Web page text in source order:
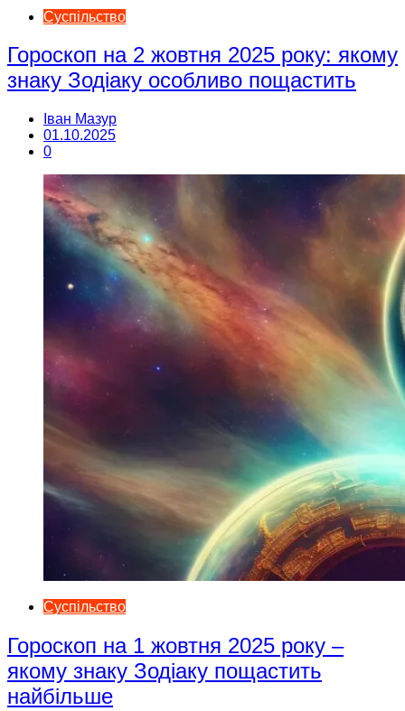
Суспільство
Гороскоп на 2 жовтня 2025 року: якому
знаку Зодіаку особливо пощастить
Іван Мазур
01.10.2025
0
Суспільство
Гороскоп на 1 жовтня 2025 року –
якому знаку Зодіаку пощастить
найбільше